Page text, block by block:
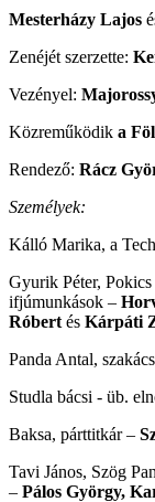
Mesterházy Lajos
Zenéjét szerzette:
Vezényel:
Közreműködik a
Rendező: Rácz
Személyek:
Kálló Marika, a
Gyurik Péter, Pokics
ifjúmunkások –
Róbert és Kárpáti
Panda Antal,
Studla bácsi - üb.
Baksa, párttitkár –
Tavi János, Szög
– Pálos György,